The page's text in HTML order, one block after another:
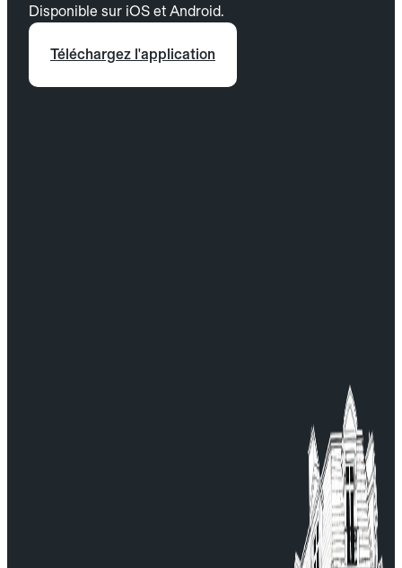
Disponible sur iOS et Android.
Téléchargez l'application